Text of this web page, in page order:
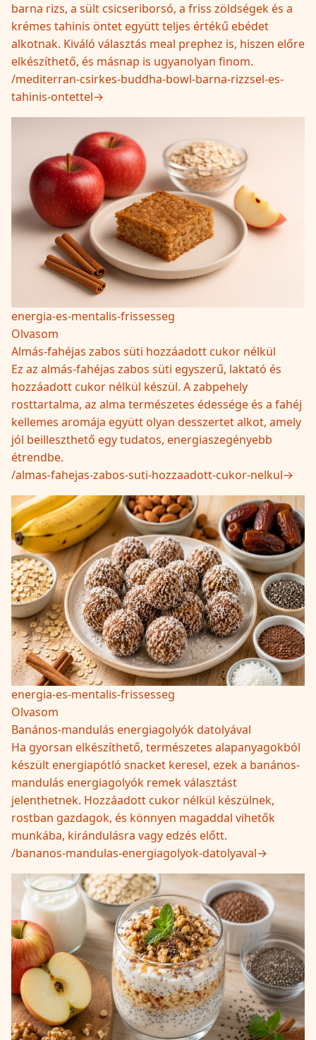
barna rizs, a sült csicseriborsó, a friss zöldségek és a
krémes tahinis öntet együtt teljes értékű ebédet
alkotnak. Kiváló választás meal prephez is, hiszen előre
elkészíthető, és másnap is ugyanolyan finom.
/mediterran-csirkes-buddha-bowl-barna-rizzsel-es-
tahinis-ontettel→
energia-es-mentalis-frissesseg
Olvasom
Almás-fahéjas zabos süti hozzáadott cukor nélkül
Ez az almás-fahéjas zabos süti egyszerű, laktató és
hozzáadott cukor nélkül készül. A zabpehely
rosttartalma, az alma természetes édessége és a fahéj
kellemes aromája együtt olyan desszertet alkot, amely
jól beilleszthető egy tudatos, energiaszegényebb
étrendbe.
/almas-fahejas-zabos-suti-hozzaadott-cukor-nelkul→
energia-es-mentalis-frissesseg
Olvasom
Banános-mandulás energiagolyók datolyával
Ha gyorsan elkészíthető, természetes alapanyagokból
készült energiapótló snacket keresel, ezek a banános-
mandulás energiagolyók remek választást
jelenthetnek. Hozzáadott cukor nélkül készülnek,
rostban gazdagok, és könnyen magaddal vihetők
munkába, kirándulásra vagy edzés előtt.
/bananos-mandulas-energiagolyok-datolyaval→